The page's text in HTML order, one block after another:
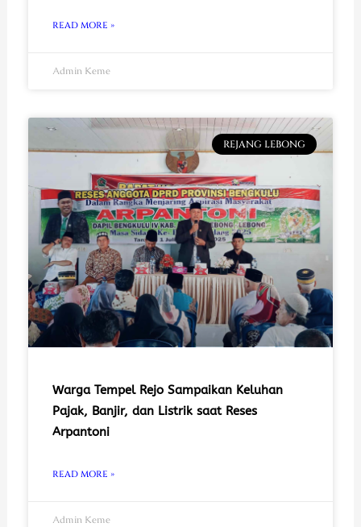
READ MORE »
Admin Keme
REJANG LEBONG
Warga Tempel Rejo Sampaikan Keluhan
Pajak, Banjir, dan Listrik saat Reses
Arpantoni
READ MORE »
Admin Keme